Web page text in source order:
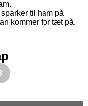
til ham på
kommer for tæt på.